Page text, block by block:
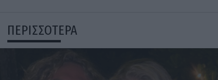
ΠΕΡΙΣΣΟΤΕΡΑ